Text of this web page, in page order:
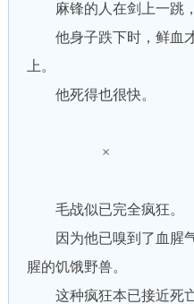
麻锋的人在剑上一跳，
他身子跌下时，鲜血才
上。
他死得也很快。
×
毛战似已完全疯狂。
因为他已嗅到了血腥气
腥的饥饿野兽。
这种疯狂本已接近死亡